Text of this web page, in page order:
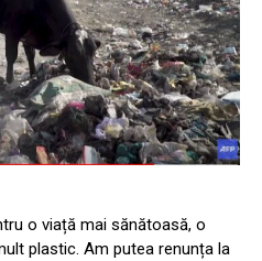
o viață mai sănătoasă, o
plastic. Am putea renunța la